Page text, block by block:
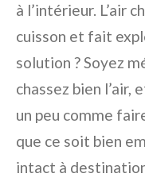
à l’intérieur. L’air
cuisson et fait
solution ? Soyez
chassez bien l’air,
un peu comme
que ce soit bien
intact à